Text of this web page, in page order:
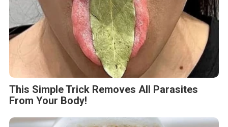
This Simple Trick Removes All Parasites
From Your Body!